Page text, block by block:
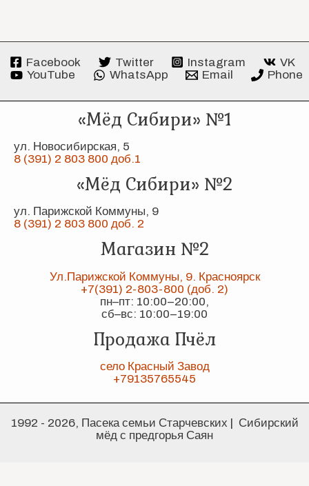
Facebook Twitter Instagram
VK
YouTube
WhatsApp Email Phone
«Мёд Сибири» №1
ул. Новосибирская, 5
8 (391) 2 803 800 доб.1
«Мёд Сибири» №2
ул. Парижской Коммуны, 9
8 (391) 2 803 800 доб. 2
Магазин №2
Ул.Парижской Коммуны, 9. Красноярск
+7(391) 2-803-800 (доб. 2)
пн–пт: 10:00–20:00,
сб–вс: 10:00–19:00
Продажа Пчёл
село Красный Завод
+79135765545
1992 - 2026, Пасека семьи Старчевских | Сибирский
мёд с предгорья Саян